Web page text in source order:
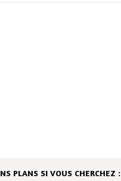
PLANS SI VOUS CHERCHEZ :